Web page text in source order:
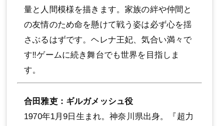
量と⼈間模様を描きます。家族の絆や仲間と
の友情のため命を懸けて戦う姿は必ず⼼を揺
さぶるはずです。ヘレナ王妃、気合い満々で
す‼ゲームに続き舞台でも世界を⽬指しま
す。
合⽥雅吏：ギルガメッシュ役
1970年1⽉9⽇⽣まれ。神奈川県出⾝。『超⼒